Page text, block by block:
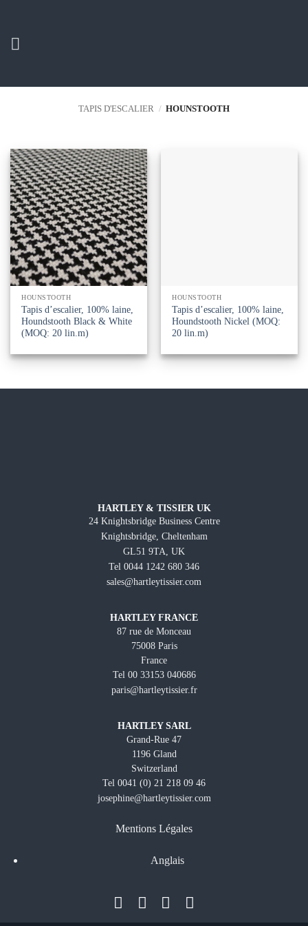
contenu
TAPIS D'ESCALIER / HOUNSTOOTH
HOUNSTOOTH
Tapis d’escalier, 100% laine,
Houndstooth Black & White
(MOQ: 20 lin.m)
HOUNSTOOTH
Tapis d’escalier, 100% laine,
Houndstooth Nickel (MOQ:
20 lin.m)
HARTLEY & TISSIER UK
24 Knightsbridge Business Centre
Knightsbridge, Cheltenham
GL51 9TA, UK
Tel 0044 1242 680 346
sales@hartleytissier.com
HARTLEY FRANCE
87 rue de Monceau
75008 Paris
France
Tel 00 33153 040686
paris@hartleytissier.fr
HARTLEY SARL
Grand-Rue 47
1196 Gland
Switzerland
Tel 0041 (0) 21 218 09 46
josephine@hartleytissier.com
Mentions Légales
Anglais